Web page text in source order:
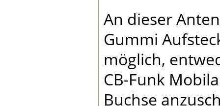
An dieser
Gummi
möglich,
CB-Funk
Buchse